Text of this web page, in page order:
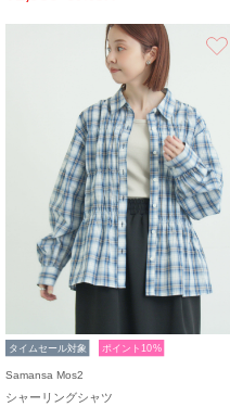
タイムセール対象 ポイント10%
Samansa Mos2
シャーリングシャツ